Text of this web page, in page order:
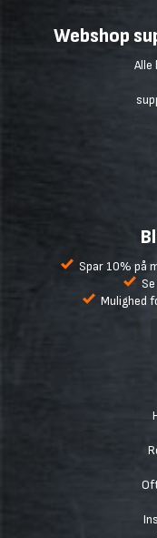
Webshop
Alle
Spar 10% på
Mulighed